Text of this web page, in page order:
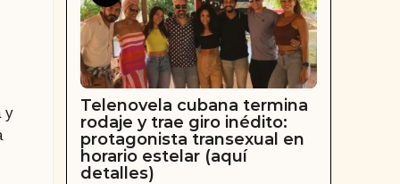
y
Telenovela cubana termina
rodaje y trae giro inédito:
protagonista transexual en
horario estelar (aquí
detalles)